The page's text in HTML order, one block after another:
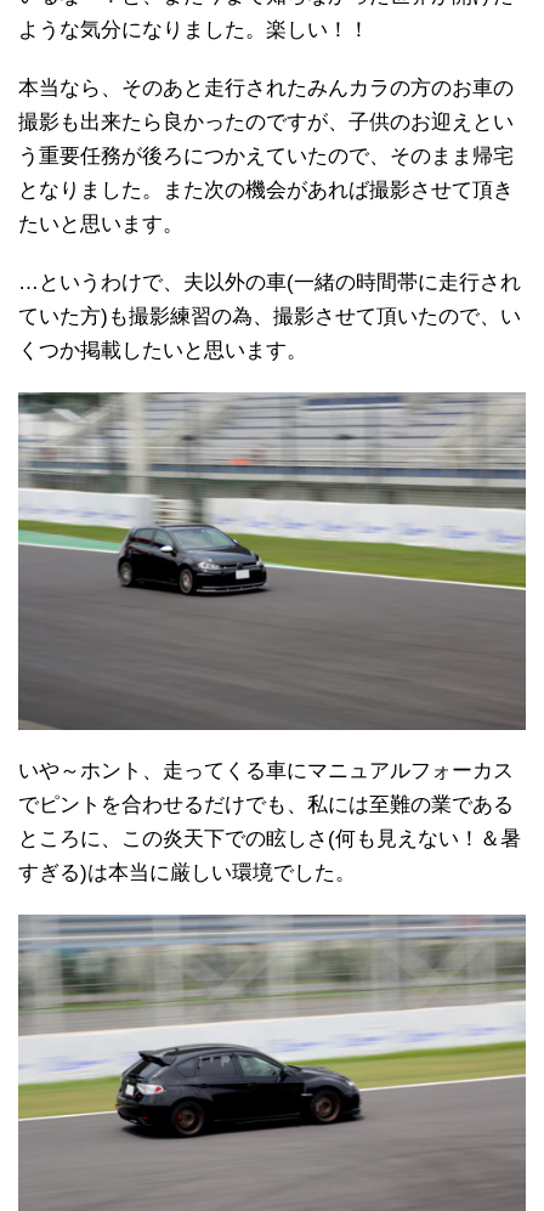
ような気分になりました。楽しい！！
本当なら、そのあと走行されたみんカラの方のお車の
撮影も出来たら良かったのですが、子供のお迎えとい
う重要任務が後ろにつかえていたので、そのまま帰宅
となりました。また次の機会があれば撮影させて頂き
たいと思います。
…というわけで、夫以外の車(一緒の時間帯に走行され
ていた方)も撮影練習の為、撮影させて頂いたので、い
くつか掲載したいと思います。
いや～ホント、走ってくる車にマニュアルフォーカス
でピントを合わせるだけでも、私には至難の業である
ところに、この炎天下での眩しさ(何も見えない！＆暑
すぎる)は本当に厳しい環境でした。